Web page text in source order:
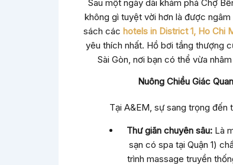
Sau một ngày dài khám phá Chợ
không gì tuyệt vời hơn là được
sách các hotels in District 1, Ho Chi
yêu thích nhất. Hồ bơi tầng thượng
Sài Gòn, nơi bạn có thể vừa
Nuông Chiều Giác
Tại A&EM, sự sang trọng
Thư giãn chuyên sâu:Là
sạn có spa tại Quận 1)
trình massage truyền